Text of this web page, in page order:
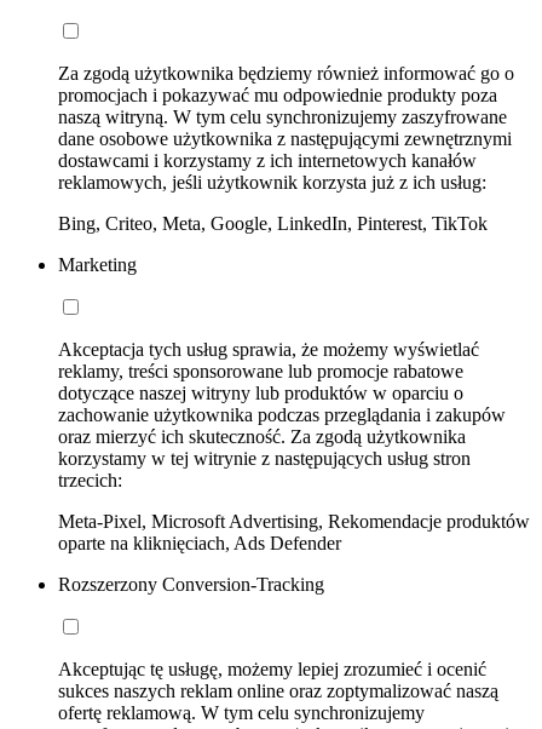
Za zgodą użytkownika będziemy również informować go o
promocjach i pokazywać mu odpowiednie produkty poza
naszą witryną. W tym celu synchronizujemy zaszyfrowane
dane osobowe użytkownika z następującymi zewnętrznymi
dostawcami i korzystamy z ich internetowych kanałów
reklamowych, jeśli użytkownik korzysta już z ich usług:
Bing, Criteo, Meta, Google, LinkedIn, Pinterest, TikTok
Marketing
Akceptacja tych usług sprawia, że możemy wyświetlać
reklamy, treści sponsorowane lub promocje rabatowe
dotyczące naszej witryny lub produktów w oparciu o
zachowanie użytkownika podczas przeglądania i zakupów
oraz mierzyć ich skuteczność. Za zgodą użytkownika
korzystamy w tej witrynie z następujących usług stron
trzecich:
Meta-Pixel, Microsoft Advertising, Rekomendacje produktów
oparte na kliknięciach, Ads Defender
Rozszerzony Conversion-Tracking
Akceptując tę usługę, możemy lepiej zrozumieć i ocenić
sukces naszych reklam online oraz zoptymalizować naszą
ofertę reklamową. W tym celu synchronizujemy